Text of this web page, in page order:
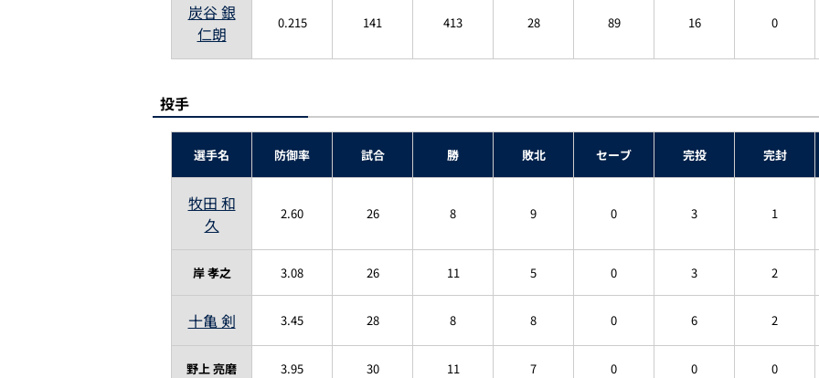
炭谷 銀
仁朗
0.215 141 413 28 89 16 0
投手
選手名 防御率 試合 勝 敗北 セーブ 完投 完封
牧田 和
久
2.60 26 8 9 0 3 1
岸 孝之 3.08 26 11 5 0 3 2
十亀 剣 3.45 28 8 8 0 6 2
野上 亮磨 3.95 30 11 7 0 0 0